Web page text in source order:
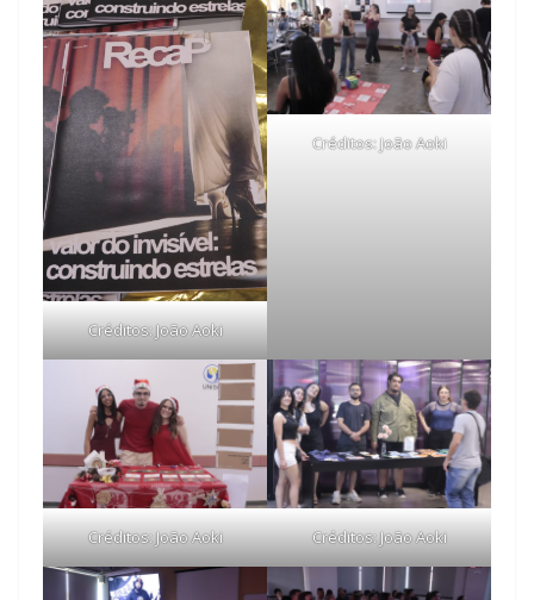
Créditos: João Aoki
Créditos: João Aoki
Créditos: João Aoki Créditos: João Aoki